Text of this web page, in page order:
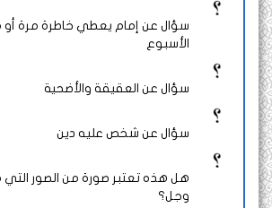
سؤال عن إمام يعطي خاطرة مرة أو
الأسبوع
سؤال عن العقيقة والأضحية
سؤال عن شخص عليه دين
هل هذه تعتبر صورة من الصور التي
وجل؟